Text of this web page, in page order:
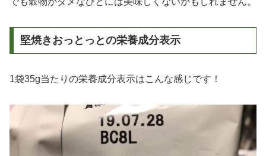
堅焼きおっとっとの栄養成分表示
1袋35g当たりの栄養成分表示はこんな感じです！